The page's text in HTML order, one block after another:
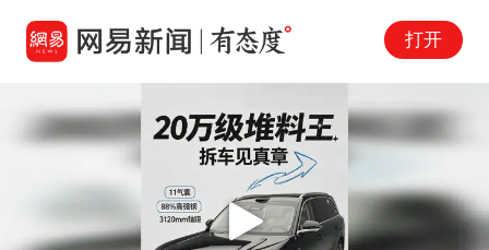
打开
Play